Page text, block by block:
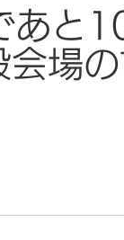
あと
会場